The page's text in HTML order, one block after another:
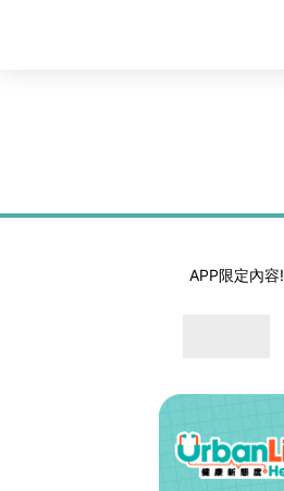
APP限定內容!